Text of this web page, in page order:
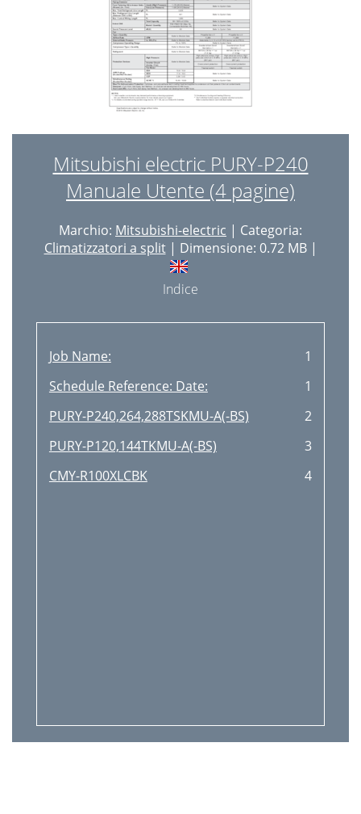
Mitsubishi electric PURY-P240
Manuale Utente (4 pagine)
Marchio: Mitsubishi-electric | Categoria:
Climatizzatori a split| Dimensione: 0.72 MB |
Indice
Job Name:
1
Schedule Reference: Date:
1
PURY-P240,264,288TSKMU-A(-BS)
2
PURY-P120,144TKMU-A(-BS)
3
CMY-R100XLCBK
4